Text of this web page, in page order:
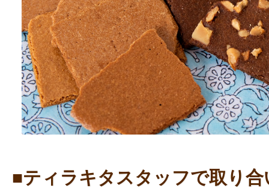
■ティラキタスタッフで取り合